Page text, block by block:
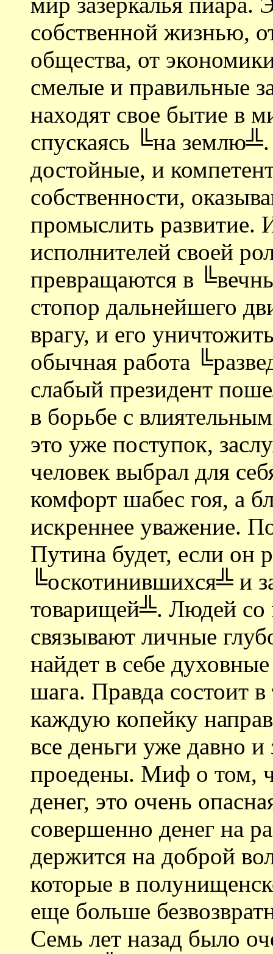
собственной жизнью,
общества, от
смелые и правильные
находят свое бытие в
спускаясь ╚на
достойные, и
собственности,
промыслить развитие.
исполнителей своей
превращаются в
стопор дальнейшего
врагу, и его
обычная работа
слабый президент
в борьбе с
это уже поступок,
человек выбрал для
комфорт шабес гоя, а
искреннее уважение.
Путина будет, если он
╚оскотинившихся╩ и
товарищей╩. Людей со
связывают личные
найдет в себе
шага. Правда состоит
каждую копейку
все деньги уже давно
проедены. Миф о том,
денег, это очень
совершенно денег на
держится на доброй
которые в
еще больше
Семь лет назад было